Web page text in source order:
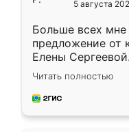
5 августа
Больше всех мне
предложение от
Елены
короткие сроки
для замера
предложил по
Читать полностью